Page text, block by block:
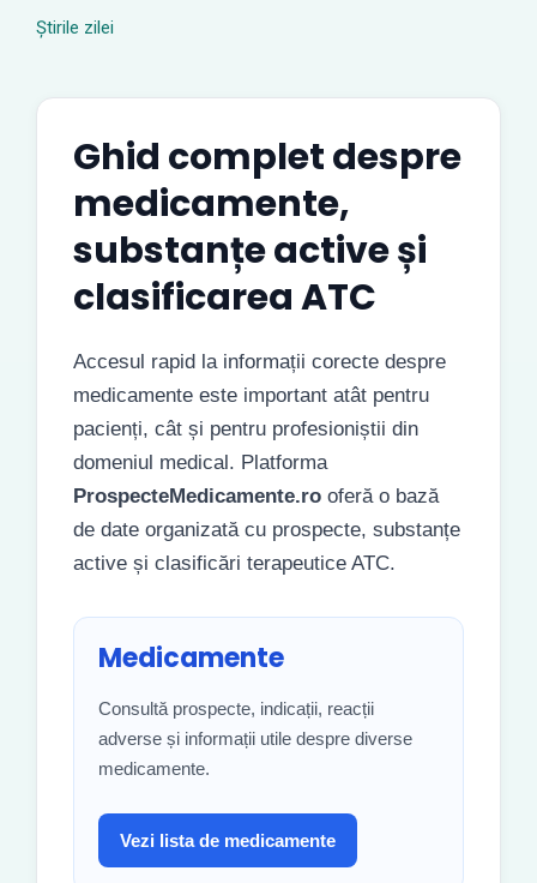
Știrile zilei
Ghid complet despre
medicamente,
substanțe active și
clasificarea ATC
Accesul rapid la informații corecte despre
medicamente este important atât pentru
pacienți, cât și pentru profesioniștii din
domeniul medical. Platforma
ProspecteMedicamente.ro oferă o bază
de date organizată cu prospecte, substanțe
active și clasificări terapeutice ATC.
Medicamente
Consultă prospecte, indicații, reacții
adverse și informații utile despre diverse
medicamente.
Vezi lista de medicamente